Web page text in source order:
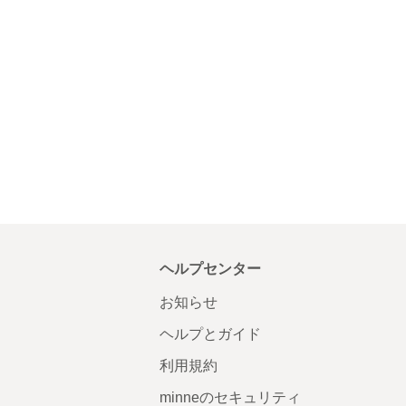
ヘルプセンター
お知らせ
ヘルプとガイド
利用規約
minneのセキュリティ